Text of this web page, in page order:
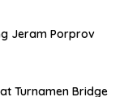
Jeram Porprov
Turnamen Bridge